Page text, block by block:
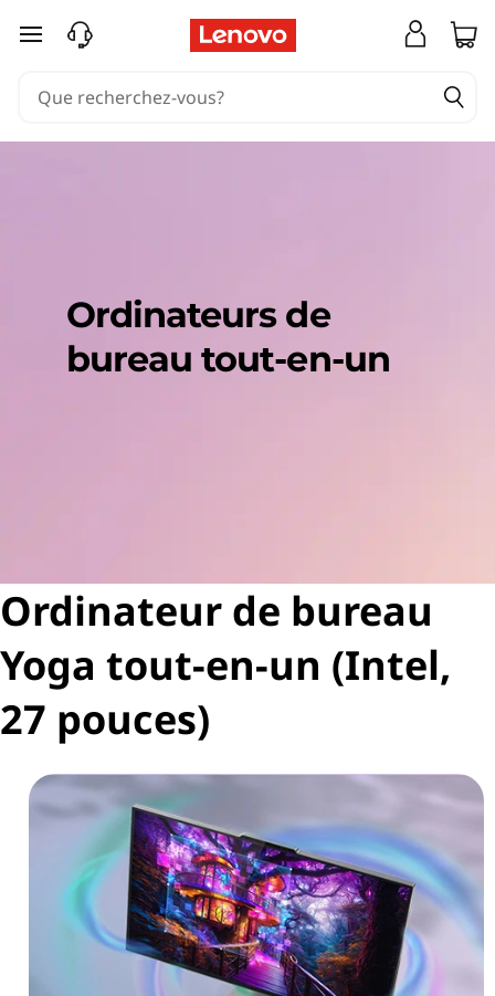
passer au contenu principal
Ordinateurs de
bureau tout-en-un
Ordinateur de bureau
Yoga tout-en-un (Intel,
27 pouces)